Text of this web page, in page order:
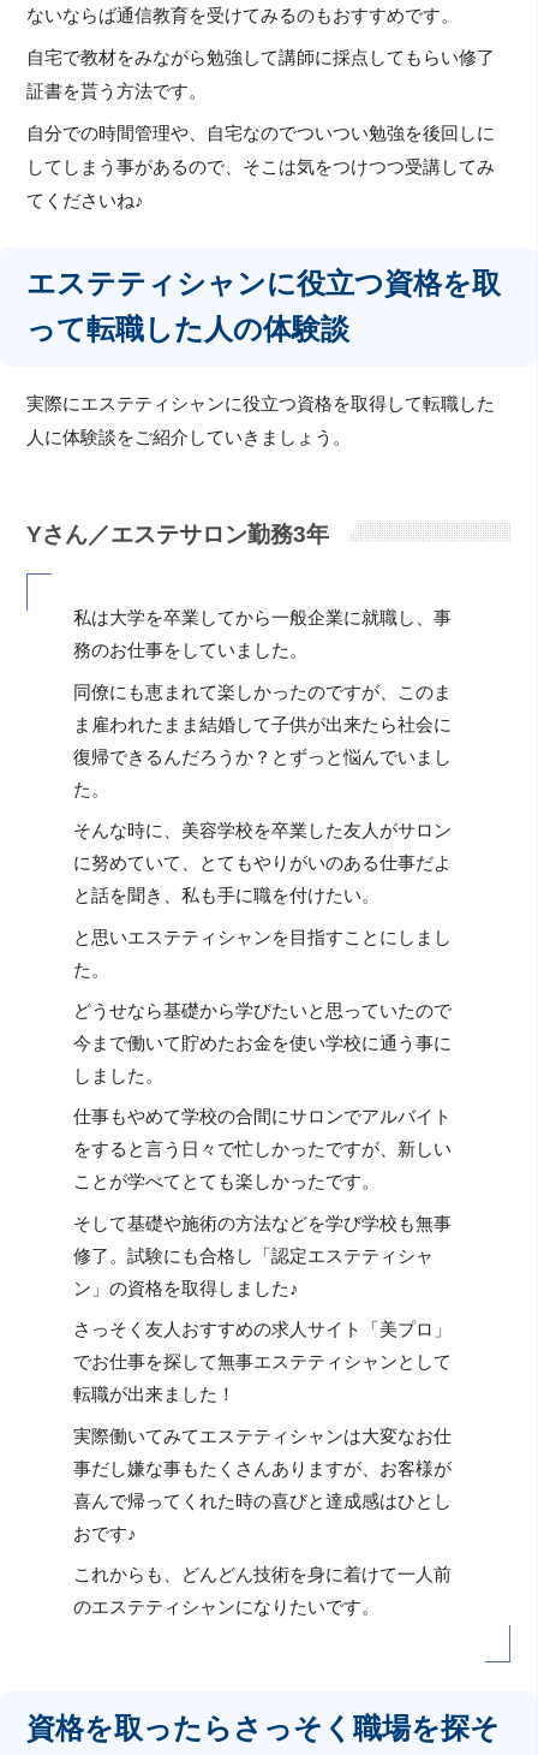
ないならば通信教育を受けてみるのもおすすめです。
自宅で教材をみながら勉強して講師に採点してもらい修了
証書を貰う方法です。
自分での時間管理や、自宅なのでついつい勉強を後回しに
してしまう事があるので、そこは気をつけつつ受講してみ
てくださいね♪
エステティシャンに役立つ資格を取
って転職した人の体験談
実際にエステティシャンに役立つ資格を取得して転職した
人に体験談をご紹介していきましょう。
Yさん／エステサロン勤務3年
私は大学を卒業してから一般企業に就職し、事
務のお仕事をしていました。
同僚にも恵まれて楽しかったのですが、このま
ま雇われたまま結婚して子供が出来たら社会に
復帰できるんだろうか？とずっと悩んでいまし
た。
そんな時に、美容学校を卒業した友人がサロン
に努めていて、とてもやりがいのある仕事だよ
と話を聞き、私も手に職を付けたい。
と思いエステティシャンを目指すことにしまし
た。
どうせなら基礎から学びたいと思っていたので
今まで働いて貯めたお金を使い学校に通う事に
しました。
仕事もやめて学校の合間にサロンでアルバイト
をすると言う日々で忙しかったですが、新しい
ことが学べてとても楽しかったです。
そして基礎や施術の方法などを学び学校も無事
修了。試験にも合格し「認定エステティシャ
ン」の資格を取得しました♪
さっそく友人おすすめの求人サイト「美プロ」
でお仕事を探して無事エステティシャンとして
転職が出来ました！
実際働いてみてエステティシャンは大変なお仕
事だし嫌な事もたくさんありますが、お客様が
喜んで帰ってくれた時の喜びと達成感はひとし
おです♪
これからも、どんどん技術を身に着けて一人前
のエステティシャンになりたいです。
資格を取ったらさっそく職場を探そ